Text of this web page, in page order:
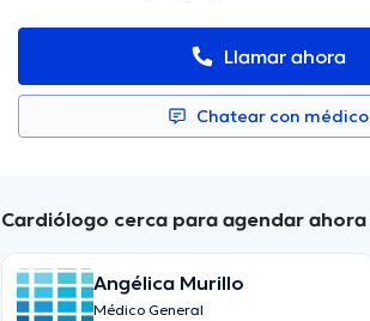
Llamar ahora
Chatear con médico
Cardiólogo cerca para agendar ahora
Angélica Murillo
Médico General